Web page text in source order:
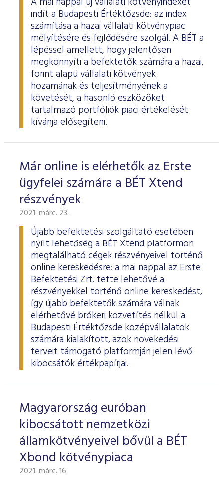
indít a Budapesti Értéktőzsde: az index
számítása a hazai vállalati kötvénypiac
mélyítésére és fejlődésére szolgál. A BÉT a
lépéssel amellett, hogy jelentősen
megkönnyíti a befektetők számára a hazai,
forint alapú vállalati kötvények
hozamának és teljesítményének a
követését, a hasonló eszközöket
tartalmazó portfóliók piaci értékelését
kívánja elősegíteni.
Már online is elérhetők az Erste
ügyfelei számára a BÉT Xtend
részvények
2021. márc. 23.
Újabb befektetési szolgáltató esetében
nyílt lehetőség a BÉT Xtend platformon
megtalálható cégek részvényeivel történő
online kereskedésre: a mai nappal az Erste
Befektetési Zrt. tette lehetővé a
részvényekkel történő online kereskedést,
így újabb befektetők számára válnak
elérhetővé brókeri közvetítés nélkül a
Budapesti Értéktőzsde középvállalatok
számára kialakított, azok növekedési
terveit támogató platformján jelen lévő
kibocsátók értékpapírjai.
Magyarország euróban
kibocsátott nemzetközi
államkötvényeivel bővül a BÉT
Xbond kötvénypiaca
2021. márc. 16.